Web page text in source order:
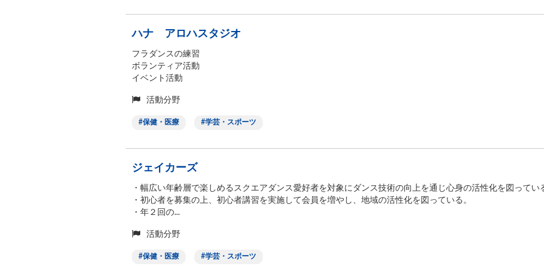
ハナ アロハスタジオ
フラダンスの練習
ボランティア活動
イベント活動
活動分野
保健・医療 学芸・スポーツ
ジェイカーズ
・幅広い年齢層で楽しめるスクエアダンス愛好者を対象にダンス技術の向上を通じ心身の活性化を図ってい
・初心者を募集の上、初心者講習を実施して会員を増やし、地域の活性化を図っている。
・年２回の...
活動分野
保健・医療 学芸・スポーツ